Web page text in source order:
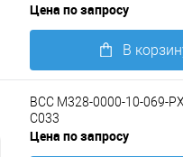
Цена по запросу
В
Подробнее
BCC M328-0000-10-069-
C033
Цена по запросу